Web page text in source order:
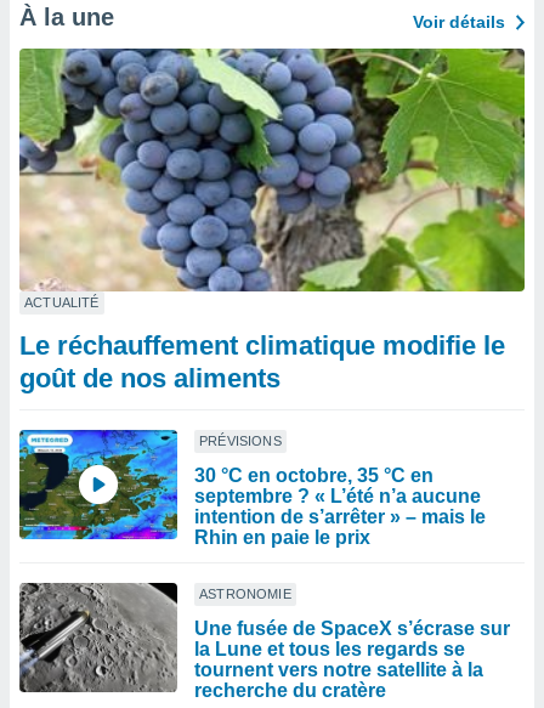
À la une Voir détails
ACTUALITÉ
Le réchauffement climatique modifie le
goût de nos aliments
PRÉVISIONS
30 °C en octobre, 35 °C en
septembre ? « L’été n’a aucune
intention de s’arrêter » – mais le
Rhin en paie le prix
ASTRONOMIE
Une fusée de SpaceX s’écrase sur
la Lune et tous les regards se
tournent vers notre satellite à la
recherche du cratère